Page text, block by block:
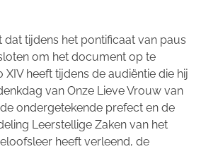
dat tijdens het pontificaat van paus
om het document op te
XIV heeft tijdens de audiëntie die hij
van Onze Lieve Vrouw van
ondergetekende prefect en de
Leerstellige Zaken van het
heeft verleend, de